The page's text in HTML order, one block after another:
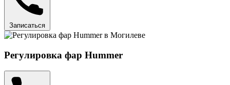
Записаться
Регулировка фар Hummer